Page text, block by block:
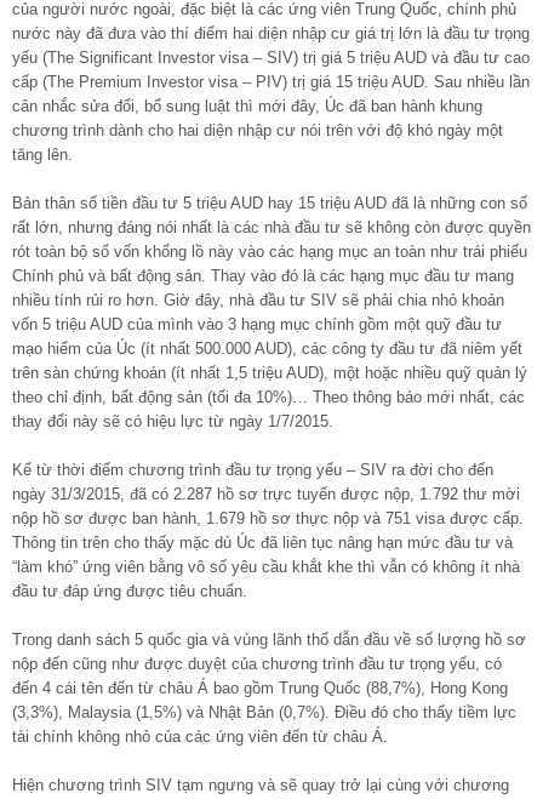
của người nước ngoài, đặc biệt là các ứng viên Trung Quốc, chính phủ
nước này đã đưa vào thí điểm hai diện nhập cư giá trị lớn là đầu tư trọng
yếu (The Significant Investor visa – SIV) trị giá 5 triệu AUD và đầu tư cao
cấp (The Premium Investor visa – PIV) trị giá 15 triệu AUD. Sau nhiều lần
cân nhắc sửa đổi, bổ sung luật thì mới đây, Úc đã ban hành khung
chương trình dành cho hai diện nhập cư nói trên với độ khó ngày một
tăng lên.
Bản thân số tiền đầu tư 5 triệu AUD hay 15 triệu AUD đã là những con số
rất lớn, nhưng đáng nói nhất là các nhà đầu tư sẽ không còn được quyền
rót toàn bộ số vốn khổng lồ này vào các hạng mục an toàn như trái phiếu
Chính phủ và bất động sản. Thay vào đó là các hạng mục đầu tư mang
nhiều tính rủi ro hơn. Giờ đây, nhà đầu tư SIV sẽ phải chia nhỏ khoản
vốn 5 triệu AUD của mình vào 3 hạng mục chính gồm một quỹ đầu tư
mạo hiểm của Úc (ít nhất 500.000 AUD), các công ty đầu tư đã niêm yết
trên sàn chứng khoán (ít nhất 1,5 triệu AUD), một hoặc nhiều quỹ quản lý
theo chỉ định, bất động sản (tối đa 10%)… Theo thông báo mới nhất, các
thay đổi này sẽ có hiệu lực từ ngày 1/7/2015.
Kể từ thời điểm chương trình đầu tư trọng yếu – SIV ra đời cho đến
ngày 31/3/2015, đã có 2.287 hồ sơ trực tuyến được nộp, 1.792 thư mời
nộp hồ sơ được ban hành, 1.679 hồ sơ thực nộp và 751 visa được cấp.
Thông tin trên cho thấy mặc dù Úc đã liên tục nâng hạn mức đầu tư và
“làm khó” ứng viên bằng vô số yêu cầu khắt khe thì vẫn có không ít nhà
đầu tư đáp ứng được tiêu chuẩn.
Trong danh sách 5 quốc gia và vùng lãnh thổ dẫn đầu về số lượng hồ sơ
nộp đến cũng như được duyệt của chương trình đầu tư trọng yếu, có
đến 4 cái tên đến từ châu Á bao gồm Trung Quốc (88,7%), Hong Kong
(3,3%), Malaysia (1,5%) và Nhật Bản (0,7%). Điều đó cho thấy tiềm lực
tài chính không nhỏ của các ứng viên đến từ châu Á.
Hiện chương trình SIV tạm ngưng và sẽ quay trở lại cùng với chương